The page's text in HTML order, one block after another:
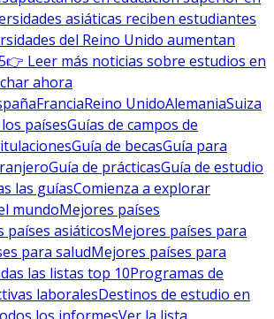
asiáticas reciben estudiantes
del Reino Unido aumentan
👉 Leer más noticias sobre estudios en
ahora
FranciaReino UnidoAlemaniaSuiza
paísesGuías de campos de
Guía de becasGuía para
Guía de prácticasGuía de estudio
las guíasComienza a explorar
mundoMejores países
países asiáticosMejores países para
para saludMejores países para
las listas top 10Programas de
laboralesDestinos de estudio en